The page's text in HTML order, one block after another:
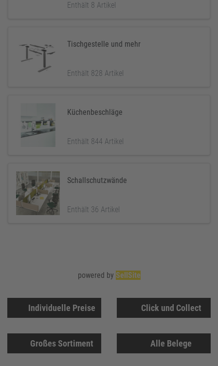
Enthält 8 Artikel
Tischgestelle und mehr
Enthält 828 Artikel
Küchenbeschläge
Enthält 844 Artikel
Schallschutzwände
Enthält 36 Artikel
Individuelle Preise Click und Collect
Großes Sortiment Alle Belege
powered by SellSite